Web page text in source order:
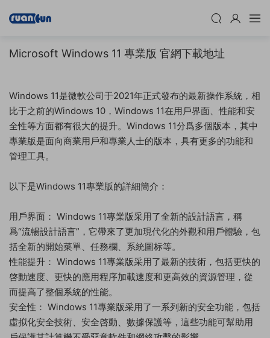
Microsoft Windows 11 專業版 官網下載地址
Windows 11是微軟公司于2021年正式發布的最新操作系統，相
比于之前的Windows 10，Windows 11在用戶界面、性能和安
全性等方面都有很大的提升。Windows 11分爲多個版本，其中
專業版是面向商業用戶和專業人士的版本，具有更多的功能和
管理工具。
以下是Windows 11專業版的詳細簡介：
用戶界面： Windows 11專業版采用了全新的設計語言，稱
爲“流暢設計語言”，它帶來了更加現代化的外觀和用戶體驗，包
括全新的開始菜單、任務欄、系統圖标等。
性能提升： Windows 11專業版采用了最新的技術，包括更快的
啓動速度、更快的應用程序加載速度和更高效的資源管理，從
而提高了整個系統的性能。
安全性： Windows 11專業版采用了一系列新的安全功能，包括
虛拟化安全技術、安全啓動、數據保護等，這些功能可幫助用